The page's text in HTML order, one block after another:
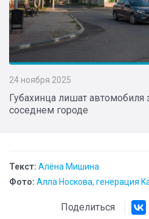
24 ноября 2025
Губахинца лишат автомобиля
соседнем городе
Текст: Алёна Мишина
Фото: Алла Носкова, генерация
Поделиться